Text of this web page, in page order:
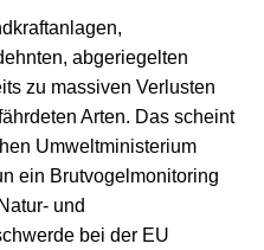
abgeriegelten
zu massiven Verlusten
Arten. Das scheint
Umweltministerium
ein Brutvogelmonitoring
und
bei der EU